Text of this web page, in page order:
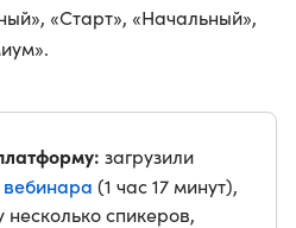
«Старт», «Начальный»,
загрузили
вебинара (1 час 17 минут),
несколько спикеров,